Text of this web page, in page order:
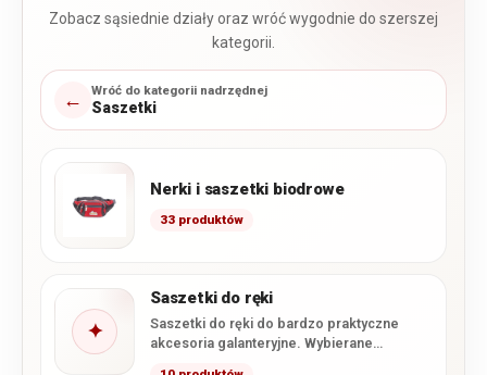
Zobacz sąsiednie działy oraz wróć wygodnie do szerszej
kategorii.
← Wróć do kategorii nadrzędnej
Saszetki
Nerki i saszetki biodrowe
33 produktów
✦
Saszetki do ręki
Saszetki do ręki do bardzo praktyczne
akcesoria galanteryjne. Wybierane